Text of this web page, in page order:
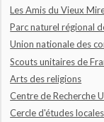
Les Amis du Vieux
Parc naturel régional
Union nationale des
Scouts unitaires de
Arts des religions
Centre de Recherche
Cercle d'études